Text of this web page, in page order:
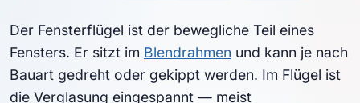
Der Fensterflügel ist der bewegliche Teil eines
Fensters. Er sitzt im Blendrahmen und kann je nach
Bauart gedreht oder gekippt werden. Im Flügel ist
die Verglasung eingespannt — meist